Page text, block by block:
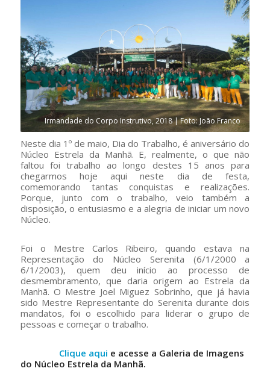
Irmandade do Corpo Instrutivo, 2018 | Foto: João Franco
Neste dia 1º de maio, Dia do Trabalho, é aniversário do
Núcleo Estrela da Manhã. E, realmente, o que não
faltou foi trabalho ao longo destes 15 anos para
chegarmos hoje aqui neste dia de festa,
comemorando tantas conquistas e realizações.
Porque, junto com o trabalho, veio também a
disposição, o entusiasmo e a alegria de iniciar um novo
Núcleo.
Foi o Mestre Carlos Ribeiro, quando estava na
Representação do Núcleo Serenita (6/1/2000 a
6/1/2003), quem deu início ao processo de
desmembramento, que daria origem ao Estrela da
Manhã. O Mestre Joel Miguez Sobrinho, que já havia
sido Mestre Representante do Serenita durante dois
mandatos, foi o escolhido para liderar o grupo de
pessoas e começar o trabalho.
Clique aqui e acesse a Galeria de Imagens
do Núcleo Estrela da Manhã.